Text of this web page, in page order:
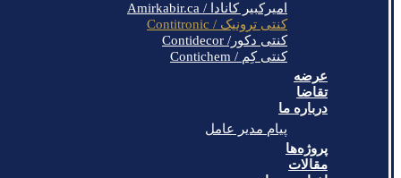
امیرکبیر کانادا / Amirkabir.ca
کنتی ترونیک / Contitronic
کنتی دکور/ Contidecor
کنتی کِم / Contichem
عرضه
تقاضا
درباره ما
پیام مدیر عامل
پروژه‌ها
مقالات